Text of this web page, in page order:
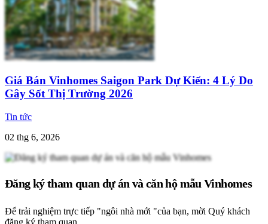
Giá Bán Vinhomes Saigon Park Dự Kiến: 4 Lý Do
Gây Sốt Thị Trường 2026
Tin tức
02 thg 6, 2026
Đăng ký tham quan dự án và căn hộ mẫu Vinhomes
Để trải nghiệm trực tiếp "ngôi nhà mới "của bạn, mời Quý khách
đăng ký tham quan